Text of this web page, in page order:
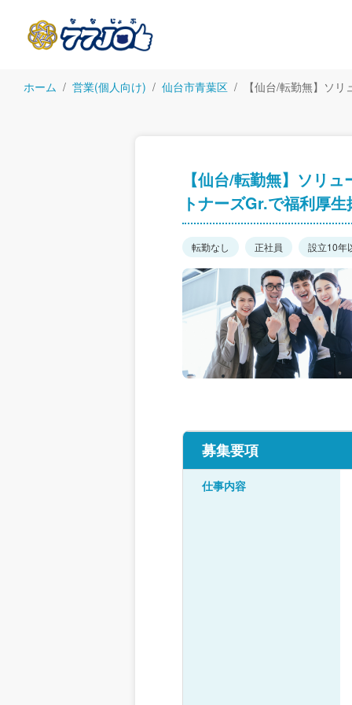
ホーム 営業(個人向け) 仙台市青葉区 【仙台/転勤無】ソ
【仙台/転勤無】ソリ
トナーズGr.で福利厚生
転勤なし 正社員 設立10年
募集要項
仕事内容